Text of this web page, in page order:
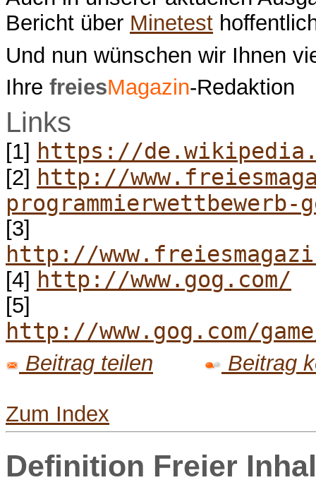
Bericht über Minetest
Und nun wünschen wir Ihnen
Ihre freiesMagazin-Redaktion
Links
[1] https://
[2] http://
[3]
http://
[4] http://www.gog.com/
[5]
http://www.gog.com/
Beitrag teilen Beitrag
Zum Index
Definition Freier